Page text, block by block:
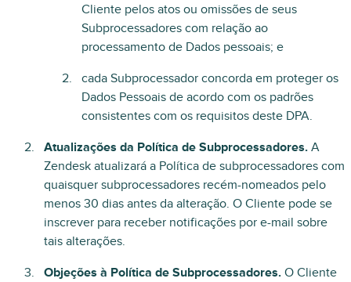
Cliente pelos atos ou omissões de seus
Subprocessadores com relação ao
processamento de Dados pessoais; e
cada Subprocessador concorda em proteger os
Dados Pessoais de acordo com os padrões
consistentes com os requisitos deste DPA.
Atualizações da Política de Subprocessadores. A
Zendesk atualizará a Política de subprocessadores com
quaisquer subprocessadores recém-nomeados pelo
menos 30 dias antes da alteração. O Cliente pode se
inscrever para receber notificações por e-mail sobre
tais alterações.
Objeções à Política de Subprocessadores. O Cliente